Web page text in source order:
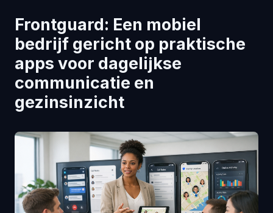
Frontguard: Een mobiel
bedrijf gericht op praktische
apps voor dagelijkse
communicatie en
gezinsinzicht